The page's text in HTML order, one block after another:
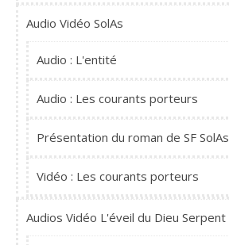
Audio Vidéo SolAs
Audio : L'entité
Audio : Les courants porteurs
Présentation du roman de SF SolAs
Vidéo : Les courants porteurs
Audios Vidéo L'éveil du Dieu Serpent